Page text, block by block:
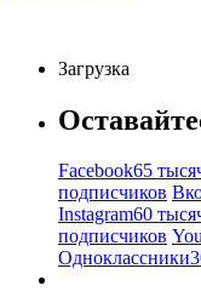
Загрузка
Facebook65
подписчиков
Instagram60
подписчиков
Одноклассники